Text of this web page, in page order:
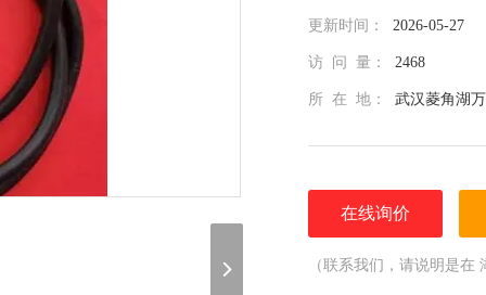
更新时间： 2026-05-27
访 问 量： 2468
所 在 地： 武汉菱角湖
在线询价
（联系我们，请说明是